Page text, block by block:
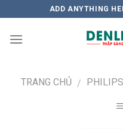
to
content
ADD ANYTHING
TRANG CHỦ / PHILIPS